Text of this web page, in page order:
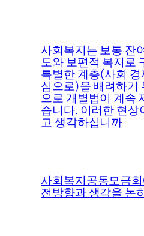
사회복지는 보통 잔
도와 보편적 복지로
특별한 계층(사회
심으로)을 배려하기
으로 개별법이 계속
습니다. 이러한 현상
고 생각하십니까
사회복지공동모금
전방향과 생각을 논